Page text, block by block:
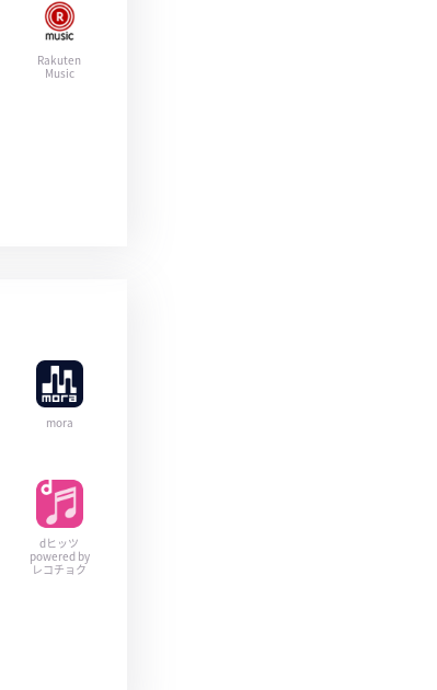
Rakuten
Music
mora
dヒッツ
powered by
レコチョク